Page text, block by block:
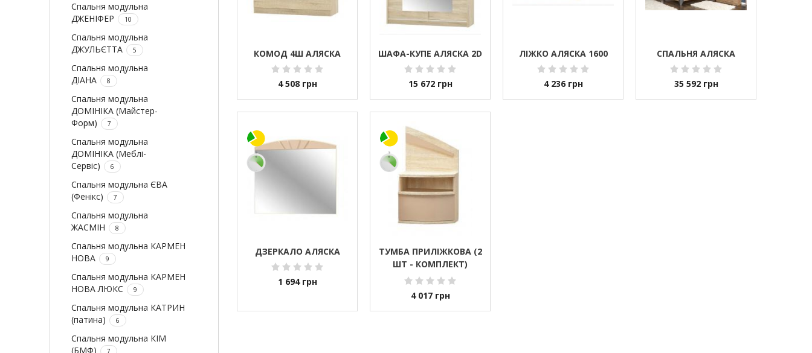
Спальня модульна
ДЖЕНІФЕР
10
Спальня модульна
ДЖУЛЬЄТТА
5
Спальня модульна
ДІАНА
8
Спальня модульна
ДОМІНІКА (Майстер-
Форм)
7
Спальня модульна
ДОМІНІКА (Меблі-
Сервіс)
6
Спальня модульна ЄВА
(Фенікс)
7
Спальня модульна
ЖАСМІН
8
Спальня модульна КАРМЕН
НОВА
9
Спальня модульна КАРМЕН
НОВА ЛЮКС
9
Спальня модульна КАТРИН
(патина)
6
Спальня модульна КІМ
(БМФ)
7
КОМОД 4Ш АЛЯСКА
4 508 грн
ШАФА-КУПЕ АЛЯСКА 2D
15 672 грн
ЛІЖКО АЛЯСКА 1600
4 236 грн
СПАЛЬНЯ АЛЯСКА
35 592 грн
ДЗЕРКАЛО АЛЯСКА
1 694 грн
ТУМБА ПРИЛІЖКОВА (2
ШТ - КОМПЛЕКТ)
АЛЯСКА
4 017 грн